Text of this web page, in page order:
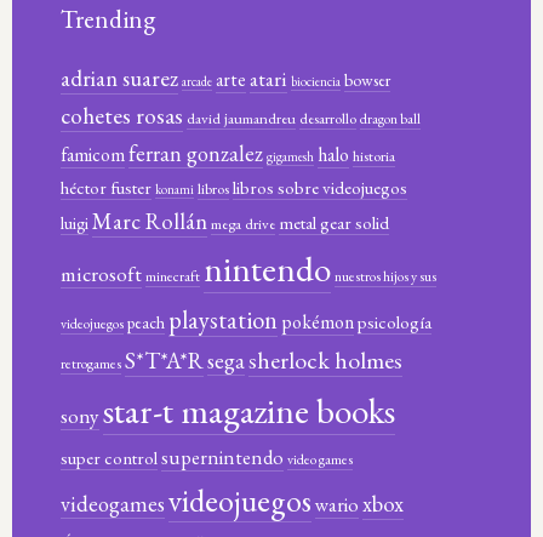
Trending
adrian suarez arcade arteatari biociencia bowser
cohetes rosas david jaumandreu desarrollodragon ball
famicomferran gonzalez gigamesh halo historia
héctor fuster konami libroslibros sobre videojuegos
luigiMarc Rollánmega drive metal gear solid
microsoftminecraft nintendonuestros hijos y sus
videojuegospeach playstation pokémonpsicología
retrogamesS*T*A*Rsegasherlock holmes
sonystar-t magazine books
super control supernintendo video games
videogamesvideojuegoswarioxbox